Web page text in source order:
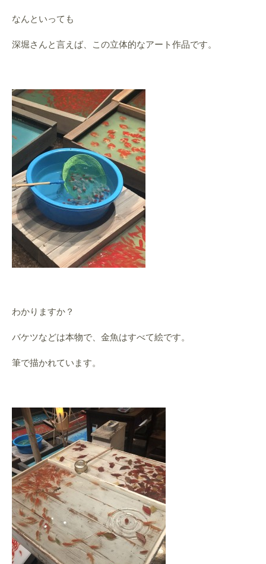
なんといっても
深堀さんと言えば、この立体的なアート作品です。
わかりますか？
バケツなどは本物で、金魚はすべて絵です。
筆で描かれています。